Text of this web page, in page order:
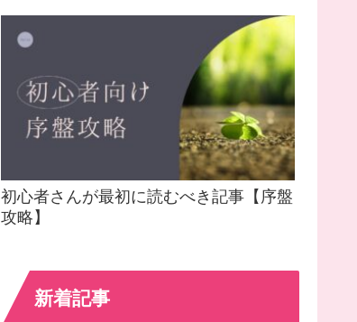
初心者さんが最初に読むべき記事【序盤
攻略】
新着記事